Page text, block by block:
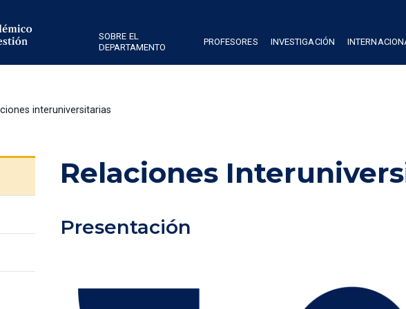
SOBRE EL
DEPARTAMENTO
PROFESORES INVESTIGACIÓN
interuniversitarias
Relaciones
Presentación